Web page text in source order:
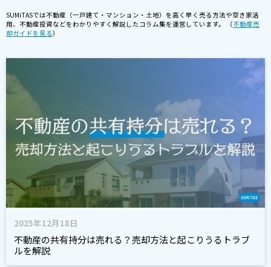
SUMiTASでは不動産（一戸建て・マンション・土地）を高く早く売る方法や空き家活
用、不動産投資などをわかりやすく解説したコラム集を運営しています。 （不動産売
却ガイドを見る）
2025年12月18日
不動産の共有持分は売れる？売却方法と起こりうるトラブ
ルを解説